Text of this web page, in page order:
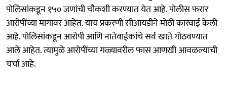
पोलिसांकडून १५० जणांची चौकशी करण्यात येत आहे. पोलीस फरार
आरोपींच्या मागावर आहेत. याच प्रकरणी सीआयडीने मोठी कारवाई केली
आहे. पोलिसांकडून आरोपी आणि नातेवाईकांचे सर्व खाते गोठवण्यात
आले आहेत. त्यामुळे आरोपींच्या गळ्यावरील फास आणखी आवळल्याची
चर्चा आहे.